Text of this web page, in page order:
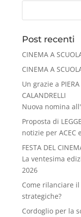
Post recenti
CINEMA A
CINEMA A
Un grazie a
CALANDRELLI
Nuova nomina
Proposta di
notizie per ACEC
FESTA DEL
La ventesima
2026
Come rilanciare
strategiche?
Cordoglio per la